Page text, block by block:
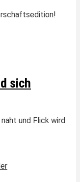
sich
und Flick wird